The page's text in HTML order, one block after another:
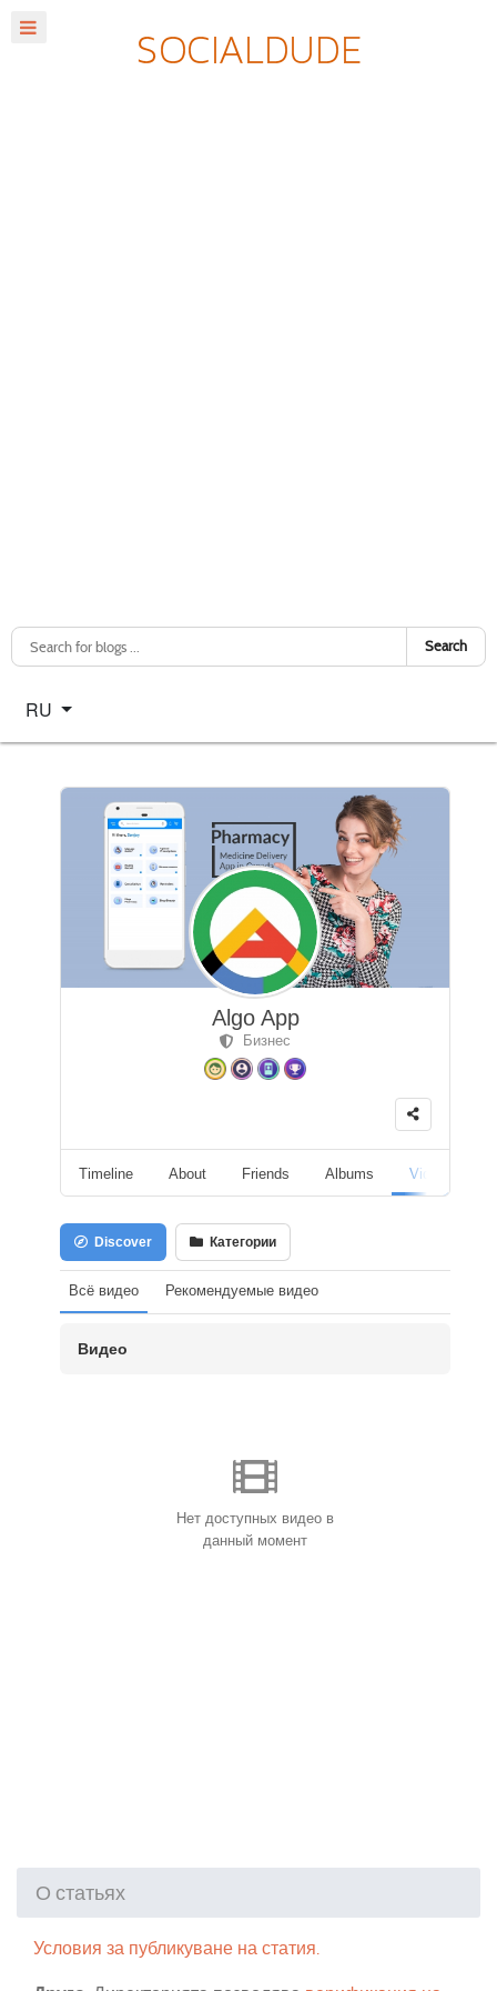
Search
Select your language
RU
Algo App
Бизнес
Timeline About Friends Albums Videos
Discover Категории
Всё видео Рекомендуемые видео
Видео
Нет доступных видео в
данный момент
О статьях
Условия за публикуване на статия.